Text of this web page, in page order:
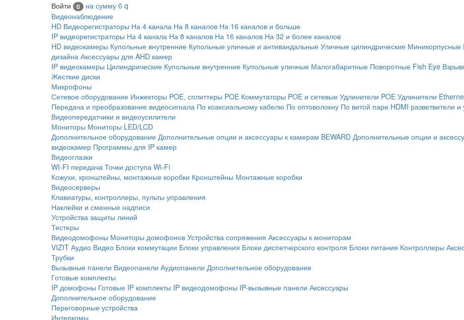
Войти 0 на сумму 0 q
Видеонаблюдение
HD Видеорегистраторы На 4 канала На 8 каналов На 16 каналов и больше
IP видеорегистраторы На 4 канала На 8 каналов На 16 каналов На 32 и более каналов
HD видеокамеры Купольные внутренние Купольные уличные и антивандальные Уличные цилиндрические Миникорпусные
дизайна Аксессуары для AHD камер
IP видеокамеры Цилиндрические Купольные внутренние Купольные уличные Малогабаритные Поворотные Fish Eye
Жесткие диски
Микрофоны
Сетевое оборудование Инжекторы POE, сплиттеры POE Коммутаторы POE и сетевые Удлинители POE Удлинители
Передача и преобразование видеосигнала По коаксиальному кабелю По оптоволокну По витой паре HDMI разветвители и
Видеопередатчики и видеоусилители
Мониторы Мониторы LED/LCD
Дополнительное оборудование Дополнительные опции и аксессуары к камерам BEWARD Дополнительные опции и
видеокамер Программы для IP камер
Видеоглазки
WI-FI передача Точки доступа Wi-Fi
Кожухи, кронштейны, монтажные коробки Кронштейны Монтажные коробки
Видеосерверы
Клавиатуры, контроллеры, пульты управления
Наклейки и сменные надписи
Устройства защиты линий
Тестеры
Видеодомофоны Мониторы домофонов Устройства сопряжения Аксессуары к мониторам
VIZIT Аудио Видео Блоки коммутации Блоки управления Блоки диспетчерского контроля Блоки питания Контроллеры
Трубки
Вызывные панели Видеопанели Аудиопанели Дополнительное оборудование
Готовые комплекты
IP домофоны Готовые IP комплекты IP видеодомофоны IP-вызывные панели Аксессуары
Дополнительное оборудование
Переговорные устройства
Интеркомы